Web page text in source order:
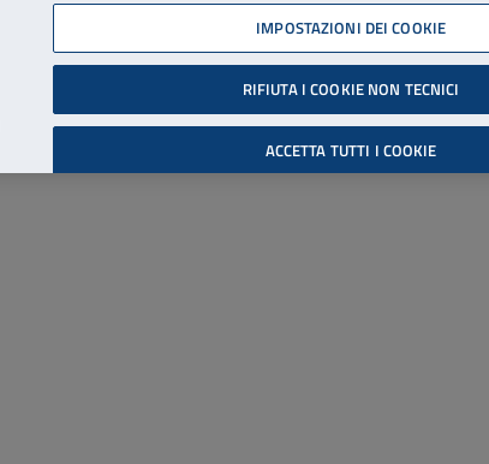
06 45539607
Accessibilità
Cerca
IMPOSTAZIONI DEI COOKIE
RIFIUTA I COOKIE NON TECNICI
ACCETTA TUTTI I COOKIE